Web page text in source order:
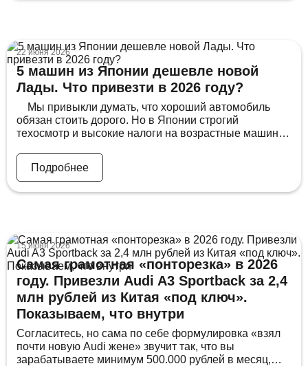
22 июня 2026
5 машин из Японии дешевле новой
Лады. Что привезти в 2026 году?
Мы привыкли думать, что хороший автомобиль
обязан стоить дорого. Но в Японии строгий
техосмотр и высокие налоги на возрастные машины
тысяч километров за копейки. Собрали 5 машин
почти за одну и ту же цену — и они настолько
разные, что спорить начнёте уже после первой. В […]
Подробнее
15 июня 2026
Самая грамотная «понторезка» в 2026
году. Привезли Audi A3 Sportback за 2,4
млн рублей из Китая «под ключ».
Показываем, что внутри
Согласитесь, но сама по себе формулировка «взял
почти новую Audi жене» звучит так, что вы
зарабатываете минимум 500.000 рублей в месяц,